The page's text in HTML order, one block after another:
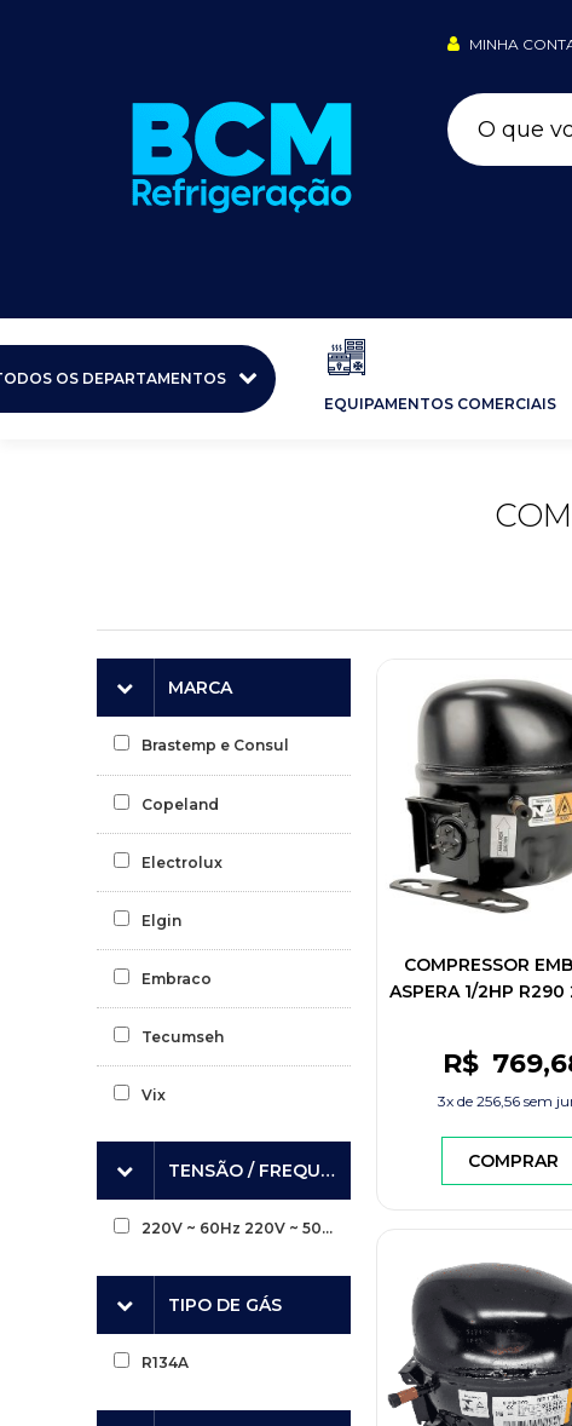
MINHA
OS DEPARTAMENTOS
EQUIPAMENTOS COMERCIAIS
MARCA
Brastemp e Consul
Copeland
Electrolux
Elgin
Embraco
Tecumseh
Vix
TENSÃO / FREQUÊNCIA
220V ~ 60Hz 220V ~ 50Hz
TIPO DE GÁS
R134A
COMPRESSOR
ASPERA 1/2HP R290
R$ 769
3x de 256,56sem
COMPRAR